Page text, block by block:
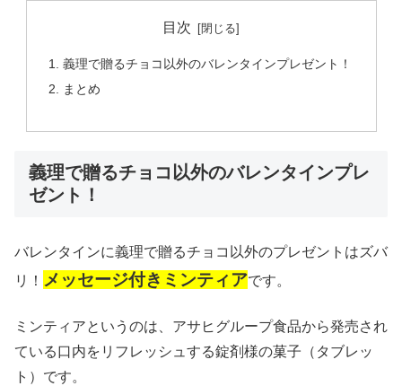
目次
義理で贈るチョコ以外のバレンタインプレゼント！
まとめ
義理で贈るチョコ以外のバレンタインプレ
ゼント！
バレンタインに義理で贈るチョコ以外のプレゼントはズバ
リ！ メッセージ付きミンティアです。
ミンティアというのは、アサヒグループ食品から発売され
ている口内をリフレッシュする錠剤様の菓子（タブレッ
ト）です。